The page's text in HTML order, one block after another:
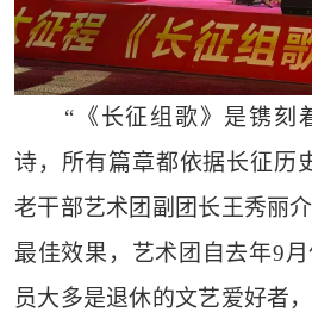
“《长征组歌》是镌刻
诗，所有篇章都依据长征历
老干部艺术团副团长王秀丽
最佳效果，艺术团自去年9
员大多是退休的文艺爱好者